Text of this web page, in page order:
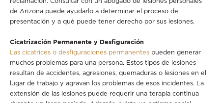
de Arizona puede ayudarlo a determinar el proceso de
presentación y a qué puede tener derecho por sus lesiones.
Cicatrización Permanente y Desfiguración
Las cicatrices o desfiguraciones permanentes pueden generar
muchos problemas para una persona. Estos tipos de lesiones
resultan de accidentes, agresiones, quemaduras o lesiones en el
lugar de trabajo y agravan los problemas de esos incidentes. La
extensión de las lesiones puede requerir una terapia continua